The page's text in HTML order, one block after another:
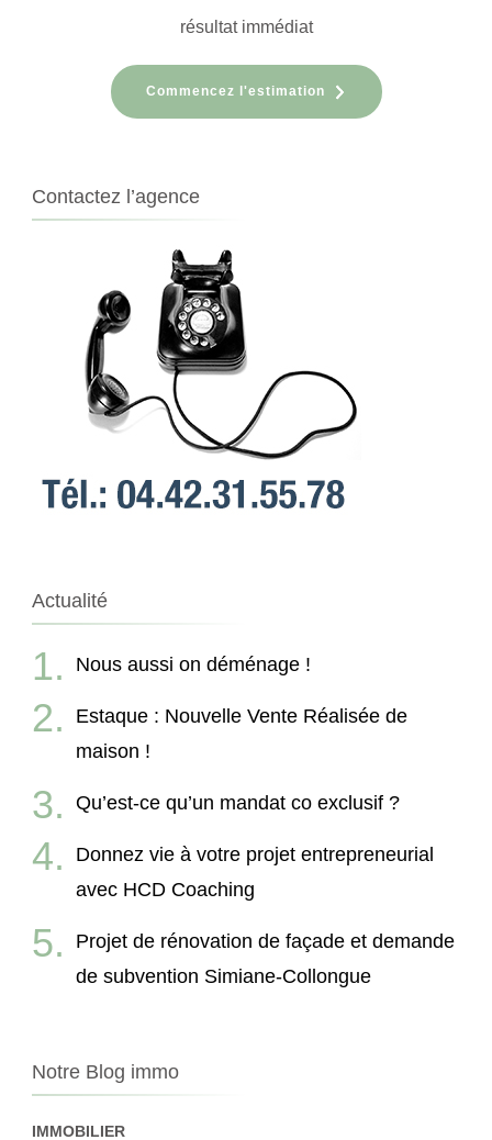
résultat immédiat
Commencez l'estimation
Contactez l’agence
Actualité
Nous aussi on déménage !
Estaque : Nouvelle Vente Réalisée de
maison !
Qu’est-ce qu’un mandat co exclusif ?
Donnez vie à votre projet entrepreneurial
avec HCD Coaching
Projet de rénovation de façade et demande
de subvention Simiane-Collongue
Notre Blog immo
IMMOBILIER